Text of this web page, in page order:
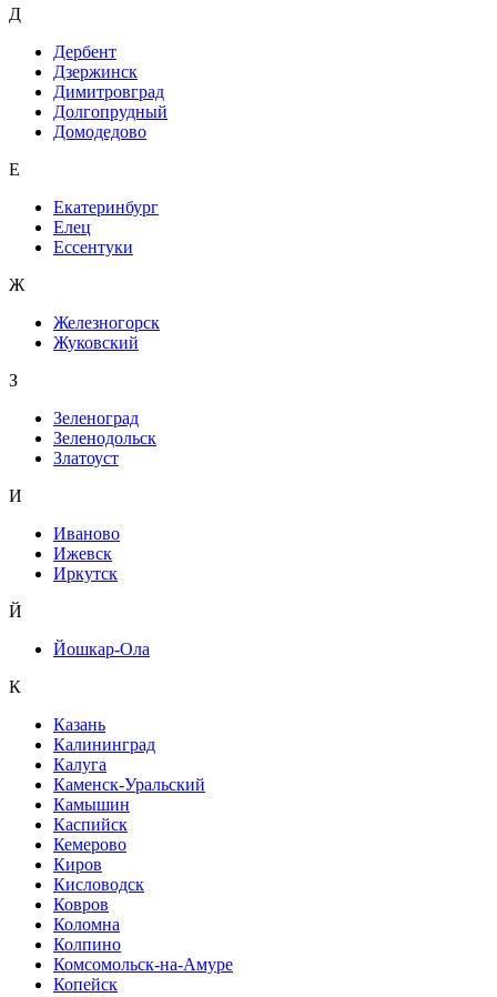
Д
Дербент
Дзержинск
Димитровград
Долгопрудный
Домодедово
Е
Екатеринбург
Елец
Ессентуки
Ж
Железногорск
Жуковский
З
Зеленоград
Зеленодольск
Златоуст
И
Иваново
Ижевск
Иркутск
Й
Йошкар-Ола
К
Казань
Калининград
Калуга
Каменск-Уральский
Камышин
Каспийск
Кемерово
Киров
Кисловодск
Ковров
Коломна
Колпино
Комсомольск-на-Амуре
Копейск